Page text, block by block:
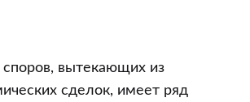
споров, вытекающих из
сделок, имеет ряд